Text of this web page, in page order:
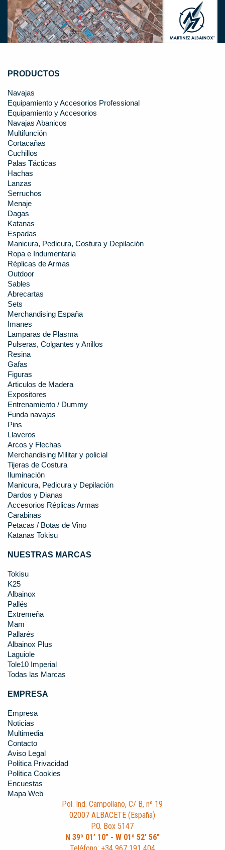
PRODUCTOS
Navajas
Equipamiento y Accesorios Professional
Equipamiento y Accesorios
Navajas Abanicos
Multifunción
Cortacañas
Cuchillos
Palas Tácticas
Hachas
Lanzas
Serruchos
Menaje
Dagas
Katanas
Espadas
Manicura, Pedicura, Costura y Depilación
Ropa e Indumentaria
Réplicas de Armas
Outdoor
Sables
Abrecartas
Sets
Merchandising España
Imanes
Lamparas de Plasma
Pulseras, Colgantes y Anillos
Resina
Gafas
Figuras
Articulos de Madera
Expositores
Entrenamiento / Dummy
Funda navajas
Pins
Llaveros
Arcos y Flechas
Merchandising Militar y policial
Tijeras de Costura
Iluminación
Manicura, Pedicura y Depilación
Dardos y Dianas
Accesorios Réplicas Armas
Carabinas
Petacas / Botas de Vino
Katanas Tokisu
NUESTRAS MARCAS
Tokisu
K25
Albainox
Pallés
Extremeña
Mam
Pallarés
Albainox Plus
Laguiole
Tole10 Imperial
Todas las Marcas
EMPRESA
Empresa
Noticias
Multimedia
Contacto
Aviso Legal
Política Privacidad
Política Cookies
Encuestas
Mapa Web
Pol. Ind. Campollano, C/ B, nº 19
02007 ALBACETE (España)
P.O. Box 5147
N 39º 01’ 10” - W 01º 52’ 56”